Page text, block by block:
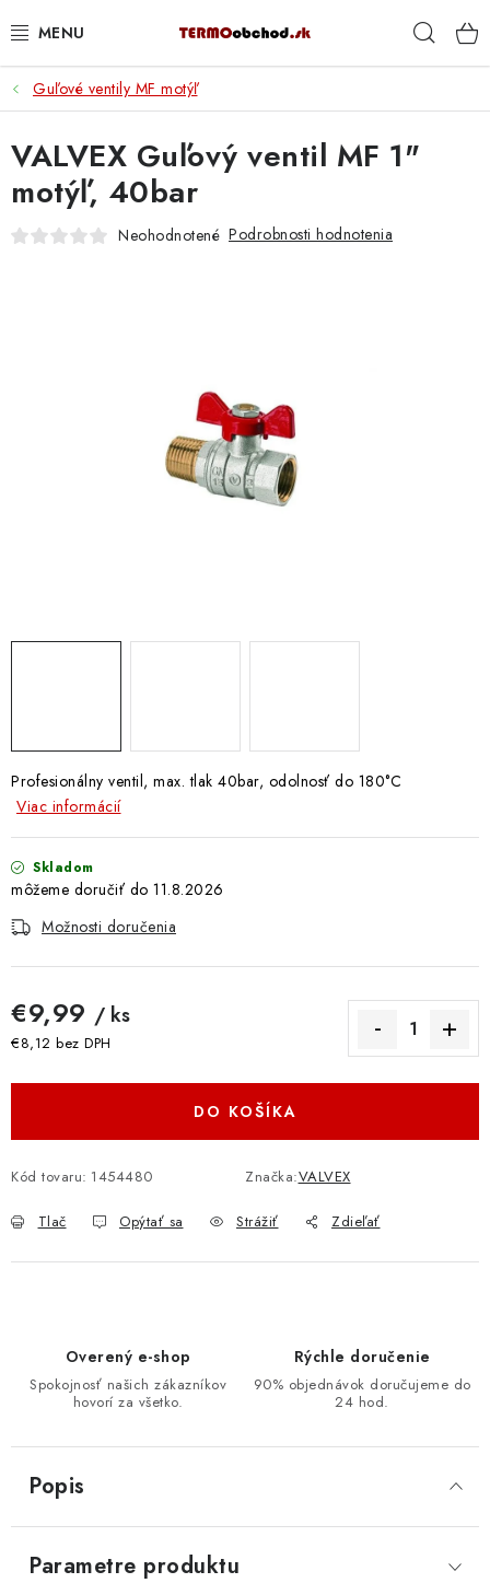
na
VYKUROVANIE
ROZVOD VODY A KÚRENIA
ODPAD A KANALIZÁCIA
CEZ TERMOOBCHOD.SK
Blog Kontakty
Guľové ventily MF motýľ
Profesionálny ventil, max. tlak 40bar, odolnosť do 180°C
Viac informácií
Skladom
11.8.2026
Možnosti doručenia
€9,99 / ks
€8,12 bez DPH
DO KOŠÍKA
Kód tovaru: 1454480 Značka:VALVEX
Tlač Opýtať sa Strážiť Zdieľať
VALVEX Guľový ventil MF 1"
motýľ, 40bar
Neohodnotené Podrobnosti hodnotenia
Overený e-shop
Spokojnosť našich zákazníkov
hovorí za všetko.
Rýchle doručenie
90% objednávok doručujeme do
24 hod.
Popis
Parametre produktu